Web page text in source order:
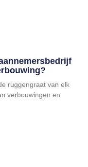
ruggengraat van elk
verbouwingen en